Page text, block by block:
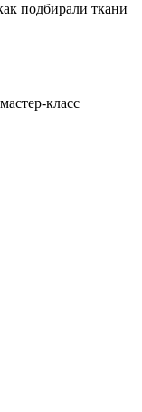
подбирали ткани
класс